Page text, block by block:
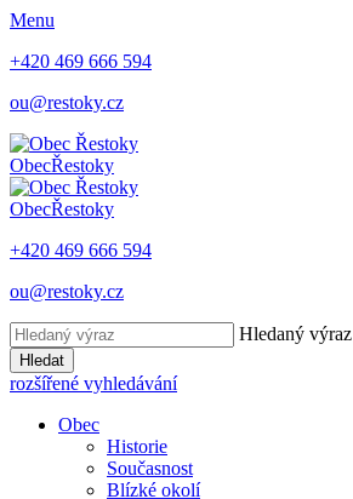
Menu
+420 469 666 594
ou@restoky.cz
ObecŘestoky
ObecŘestoky
+420 469 666 594
ou@restoky.cz
Hledaný výraz
Hledat
rozšířené vyhledávání
Obec
Historie
Současnost
Blízké okolí